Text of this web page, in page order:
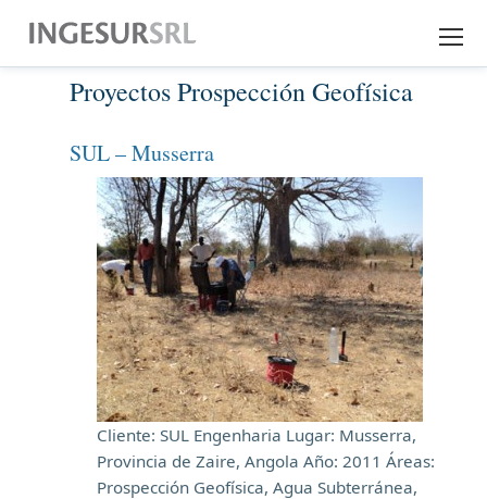
EMPRESA
EXPERIENCIA
SERVICIOS
DESCARGAS
CONTACTO
Proyectos Prospección Geofísica
SUL – Musserra
Cliente: SUL Engenharia Lugar: Musserra,
Provincia de Zaire, Angola Año: 2011 Áreas:
Prospección Geofísica, Agua Subterránea,